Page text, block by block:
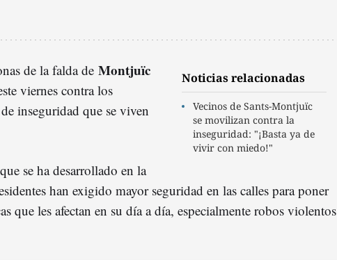
Noticias relacionadas
Vecinos de Sants-Montjuïc
se movilizan contra la
inseguridad: "¡Basta ya de
vivir con miedo!"
de la falda de Montjuïc
viernes contra los
inseguridad que se viven
se ha desarrollado en la
han exigido mayor seguridad en las calles para poner
que les afectan en su día a día, especialmente robos violentos